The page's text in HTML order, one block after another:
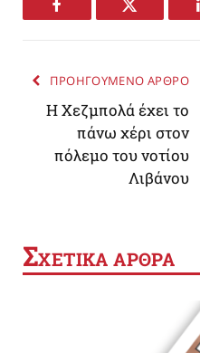
Facebook Twitter
ΠΡΟΗΓΟΥΜΕΝΟ ΑΡΘΡΟ
H Xεζμπολά έχει το
πάνω χέρι στον
πόλεμο του νοτίου
Λιβάνου
ΣΧΕΤΙΚΑ ΑΡΘΡΑ